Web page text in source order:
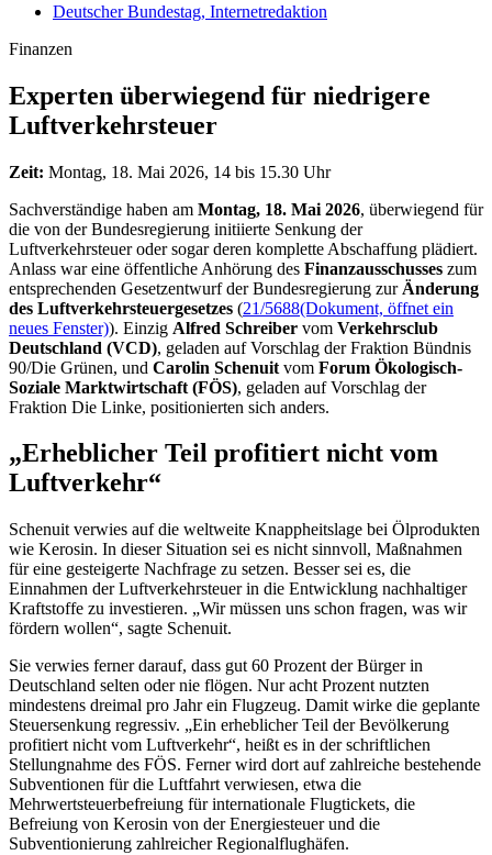
Deutscher Bundestag, Internetredaktion
Finanzen
Experten überwiegend für niedrigere
Luftverkehrsteuer
Zeit: Montag, 18. Mai 2026, 14 bis 15.30 Uhr
Sachverständige haben am Montag, 18. Mai 2026, überwiegend für
die von der Bundesregierung initiierte Senkung der
Luftverkehrsteuer oder sogar deren komplette Abschaffung plädiert.
Anlass war eine öffentliche Anhörung des Finanzausschusses zum
entsprechenden Gesetzentwurf der Bundesregierung zur Änderung
des Luftverkehrsteuergesetzes (21/5688(Dokument, öffnet ein
neues Fenster)). Einzig Alfred Schreiber vom Verkehrsclub
Deutschland (VCD), geladen auf Vorschlag der Fraktion Bündnis
90/Die Grünen, und Carolin Schenuit vom Forum Ökologisch-
Soziale Marktwirtschaft (FÖS), geladen auf Vorschlag der
Fraktion Die Linke, positionierten sich anders.
„Erheblicher Teil profitiert nicht vom
Luftverkehr“
Schenuit verwies auf die weltweite Knappheitslage bei Ölprodukten
wie Kerosin. In dieser Situation sei es nicht sinnvoll, Maßnahmen
für eine gesteigerte Nachfrage zu setzen. Besser sei es, die
Einnahmen der Luftverkehrsteuer in die Entwicklung nachhaltiger
Kraftstoffe zu investieren. „Wir müssen uns schon fragen, was wir
fördern wollen“, sagte Schenuit.
Sie verwies ferner darauf, dass gut 60 Prozent der Bürger in
Deutschland selten oder nie flögen. Nur acht Prozent nutzten
mindestens dreimal pro Jahr ein Flugzeug. Damit wirke die geplante
Steuersenkung regressiv. „Ein erheblicher Teil der Bevölkerung
profitiert nicht vom Luftverkehr“, heißt es in der schriftlichen
Stellungnahme des FÖS. Ferner wird dort auf zahlreiche bestehende
Subventionen für die Luftfahrt verwiesen, etwa die
Mehrwertsteuerbefreiung für internationale Flugtickets, die
Befreiung von Kerosin von der Energiesteuer und die
Subventionierung zahlreicher Regionalflughäfen.